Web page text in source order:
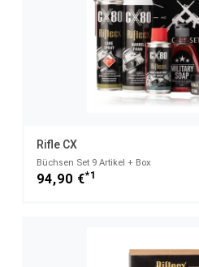
Rifle CX
Büchsen Set 9 Artikel + Box
94,90 €*1